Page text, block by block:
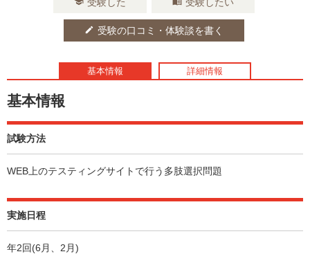
edit 受験の口コミ・体験談を書く
基本情報 詳細情報
基本情報
試験方法
WEB上のテスティングサイトで行う多肢選択問題
実施日程
年2回(6月、2月)